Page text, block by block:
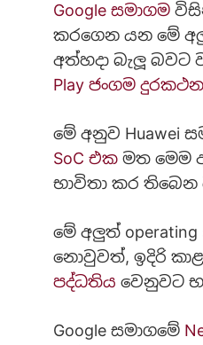
Google සමාගම
කරගෙන යන මේ
අත්හදා බැලූ බවට
Play ජංගම
මේ අනුව Huawei
SoC එක මත මෙම
භාවිතා කර
මේ අලුත්
නොවුවත්, ඉදිරි
පද්ධතිය වෙනුවට
Google සමාගමේ